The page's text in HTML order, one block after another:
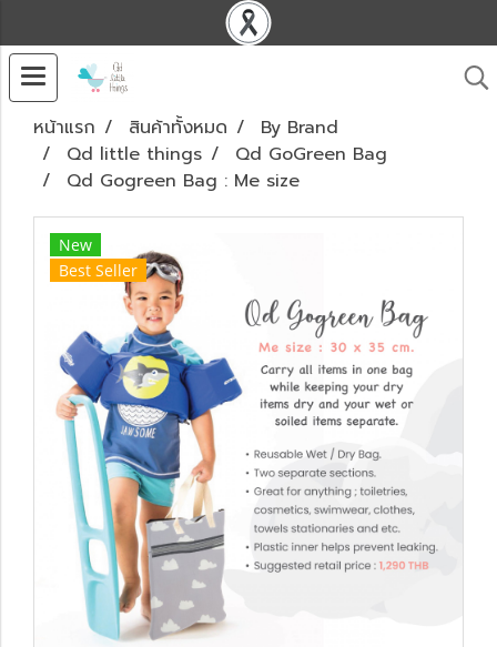
หน้าแรก สินค้าทั้งหมด
By Brand
Qd little things
Qd GoGreen Bag
Qd Gogreen Bag : Me size
New
Best Seller